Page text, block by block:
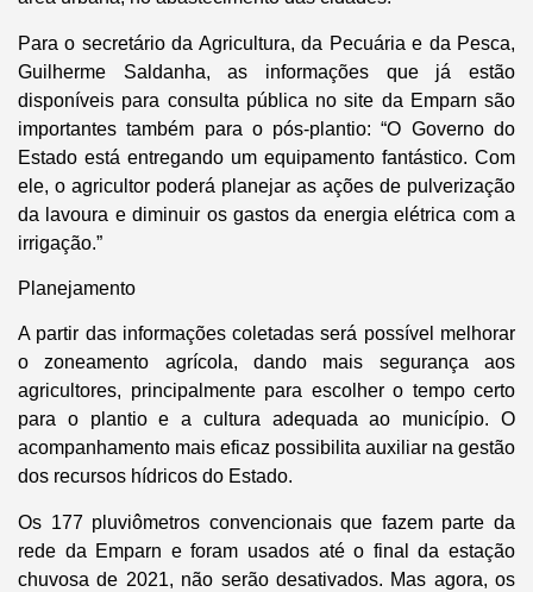
Para o secretário da Agricultura, da Pecuária e da Pesca,
Guilherme Saldanha, as informações que já estão
disponíveis para consulta pública no site da Emparn são
importantes também para o pós-plantio: “O Governo do
Estado está entregando um equipamento fantástico. Com
ele, o agricultor poderá planejar as ações de pulverização
da lavoura e diminuir os gastos da energia elétrica com a
irrigação.”
Planejamento
A partir das informações coletadas será possível melhorar
o zoneamento agrícola, dando mais segurança aos
agricultores, principalmente para escolher o tempo certo
para o plantio e a cultura adequada ao município. O
acompanhamento mais eficaz possibilita auxiliar na gestão
dos recursos hídricos do Estado.
Os 177 pluviômetros convencionais que fazem parte da
rede da Emparn e foram usados até o final da estação
chuvosa de 2021, não serão desativados. Mas agora, os